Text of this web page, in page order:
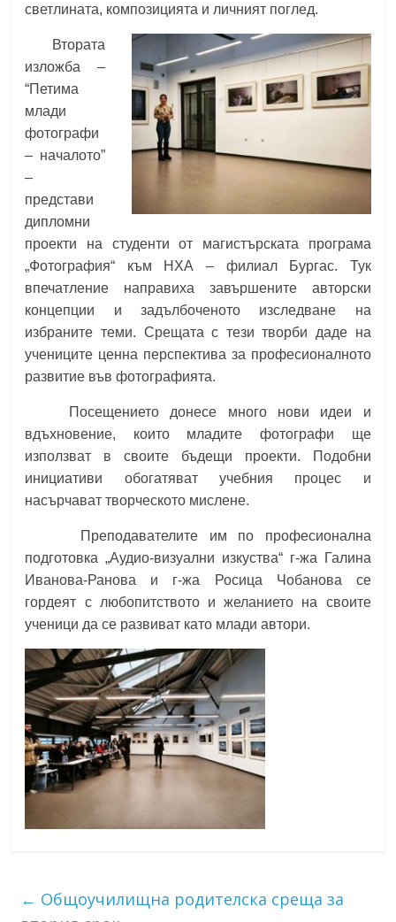
светлината, композицията и личният поглед.
Втората
изложба –
“Петима
млади
фотографи
– началото”
–
представи
дипломни
проекти на студенти от магистърската програма
„Фотография“ към НХА – филиал Бургас. Тук
впечатление направиха завършените авторски
концепции и задълбоченото изследване на
избраните теми. Срещата с тези творби даде на
учениците ценна перспектива за професионалното
развитие във фотографията.
Посещението донесе много нови идеи и
вдъхновение, които младите фотографи ще
използват в своите бъдещи проекти. Подобни
инициативи обогатяват учебния процес и
насърчават творческото мислене.
Преподавателите им по професионална
подготовка „Аудио-визуални изкуства“ г-жа Галина
Иванова-Ранова и г-жа Росица Чобанова се
гордеят с любопитството и желанието на своите
ученици да се развиват като млади автори.
← Общоучилищна родителска среща за